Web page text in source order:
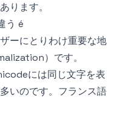
ります。
う é
ーにとりわけ重要な地
）です。
には同じ文字を表
いのです。フランス語